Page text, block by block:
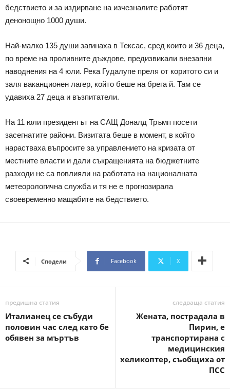
бедствието и за издирване на изчезналите работят
денонощно 1000 души.
Най-малко 135 души загинаха в Тексас, сред които и 36 деца,
по време на проливните дъждове, предизвикали внезапни
наводнения на 4 юли. Река Гудалупе преля от коритото си и
заля ваканционен лагер, който беше на брега й. Там се
удавиха 27 деца и възпитатели.
На 11 юли президентът на САЩ Доналд Тръмп посети
засегнатите райони. Визитата беше в момент, в който
нарастваха въпросите за управлението на кризата от
местните власти и дали съкращенията на бюджетните
разходи не са повлияли на работата на националната
метеорологична служба и тя не е прогнозирала
своевременно мащабите на бедствието.
Сподели Facebook X
предишна статия
Италианец се събуди
половин час след като бе
обявен за мъртъв
следваща статия
Жената, пострадала в
Пирин, е
транспортирана с
медицинския
хеликоптер, съобщиха от
ПСС